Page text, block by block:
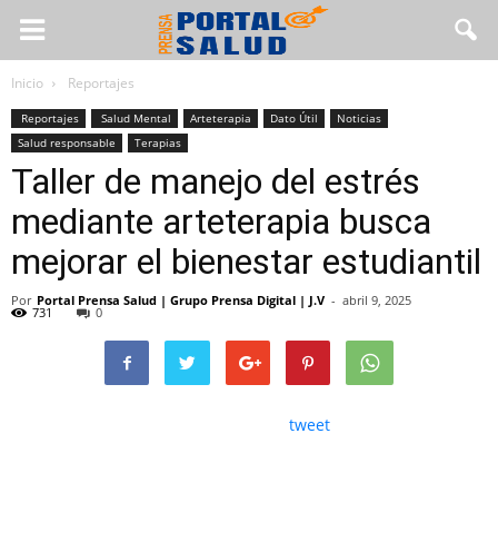
Inicio Reportajes
Reportajes Salud Mental Arteterapia Dato Útil
Noticias
Salud responsable
Terapias
Taller de manejo del estrés
mediante arteterapia busca
mejorar el bienestar estudiantil
Por Portal Prensa Salud | Grupo Prensa Digital | J.V - abril 9, 2025
731 0
tweet